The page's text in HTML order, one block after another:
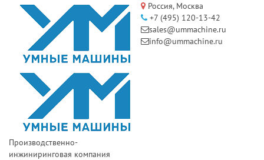
Производственно-
инжиниринговая компания
Россия, Москва
+7 (495) 120-13-42
sales@ummachine.ru
info@ummachine.ru